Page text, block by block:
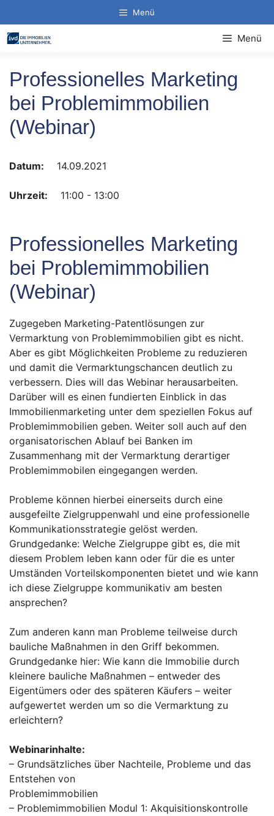
Inhalt
springen
Menü
Menü
Professionelles Marketing
bei Problemimmobilien
(Webinar)
Datum: 14.09.2021
Uhrzeit: 11:00 - 13:00
Professionelles Marketing
bei Problemimmobilien
(Webinar)
Zugegeben Marketing-Patentlösungen zur
Vermarktung von Problemimmobilien gibt es nicht.
Aber es gibt Möglichkeiten Probleme zu reduzieren
und damit die Vermarktungschancen deutlich zu
verbessern. Dies will das Webinar herausarbeiten.
Darüber will es einen fundierten Einblick in das
Immobilienmarketing unter dem speziellen Fokus auf
Problemimmobilien geben. Weiter soll auch auf den
organisatorischen Ablauf bei Banken im
Zusammenhang mit der Vermarktung derartiger
Problemimmobilen eingegangen werden.
Probleme können hierbei einerseits durch eine
ausgefeilte Zielgruppenwahl und eine professionelle
Kommunikationsstrategie gelöst werden.
Grundgedanke: Welche Zielgruppe gibt es, die mit
diesem Problem leben kann oder für die es unter
Umständen Vorteilskomponenten bietet und wie kann
ich diese Zielgruppe kommunikativ am besten
ansprechen?
Zum anderen kann man Probleme teilweise durch
bauliche Maßnahmen in den Griff bekommen.
Grundgedanke hier: Wie kann die Immobilie durch
kleinere bauliche Maßnahmen – entweder des
Eigentümers oder des späteren Käufers – weiter
aufgewertet werden um so die Vermarktung zu
erleichtern?
Webinarinhalte:
– Grundsätzliches über Nachteile, Probleme und das
Entstehen von
Problemimmobilien
– Problemimmobilien Modul 1: Akquisitionskontrolle